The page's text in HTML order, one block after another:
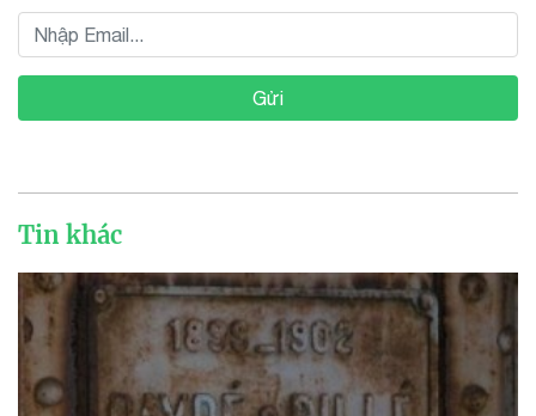
Gửi
Tin khác